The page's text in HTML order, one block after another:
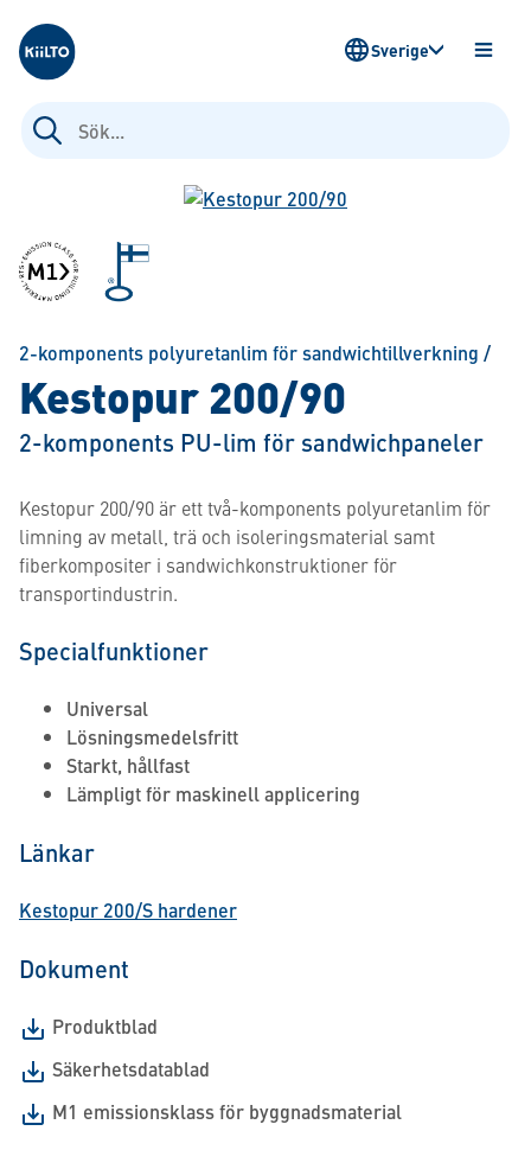
Kiilto Sweden
Sök
efter:
Sverige
2-komponents polyuretanlim för sandwichtillverkning /
Kestopur 200/90
2-komponents PU-lim för sandwichpaneler
Kestopur 200/90 är ett två-komponents polyuretanlim för
limning av metall, trä och isoleringsmaterial samt
fiberkompositer i sandwichkonstruktioner för
transportindustrin.
Specialfunktioner
Universal
Lösningsmedelsfritt
Starkt, hållfast
Lämpligt för maskinell applicering
Länkar
Kestopur 200/S hardener
Dokument
Produktblad
Säkerhetsdatablad
M1 emissionsklass för byggnadsmaterial